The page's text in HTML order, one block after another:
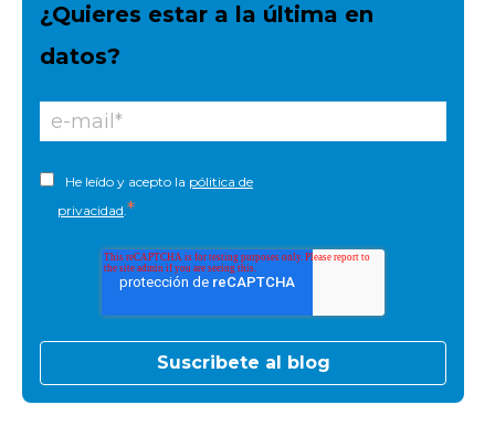
¿Quieres estar a la última en
datos?
He leído y acepto la pólitica de
privacidad *